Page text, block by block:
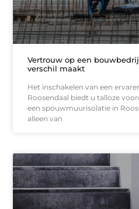
Vertrouw op een
verschil maakt
Het inschakelen van een
Roosendaal biedt u talloze
een spouwmuurisolatie in
alleen van